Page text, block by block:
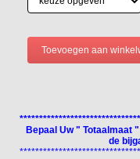
Bepaal Uw " Totaalmaat
de